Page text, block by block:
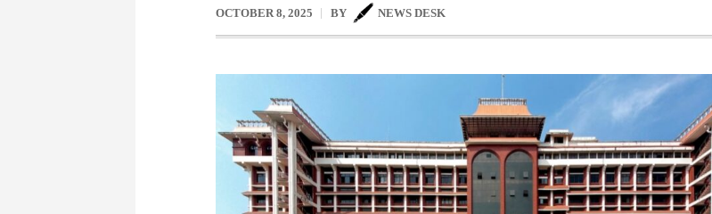
OCTOBER 8, 2025 BY NEWS DESK